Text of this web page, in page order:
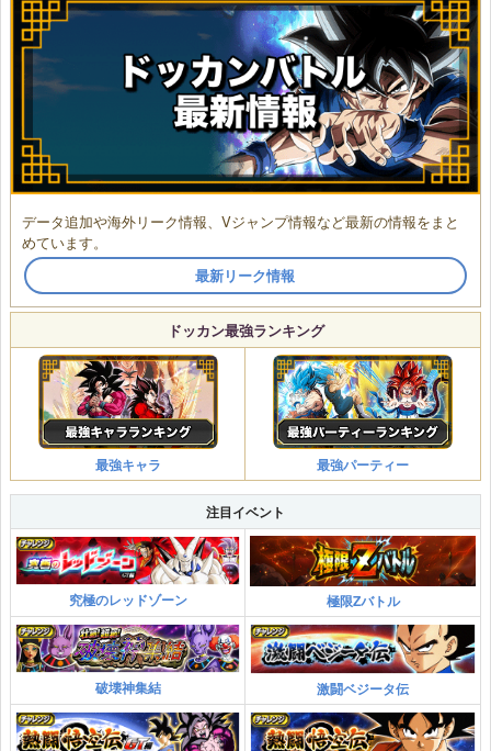
データ追加や海外リーク情報、Vジャンプ情報など最新の情報をまと
めています。
最新リーク情報
ドッカン最強ランキング
最強キャラ 最強パーティー
注目イベント
究極のレッドゾーン 極限Zバトル
破壊神集結 激闘ベジータ伝